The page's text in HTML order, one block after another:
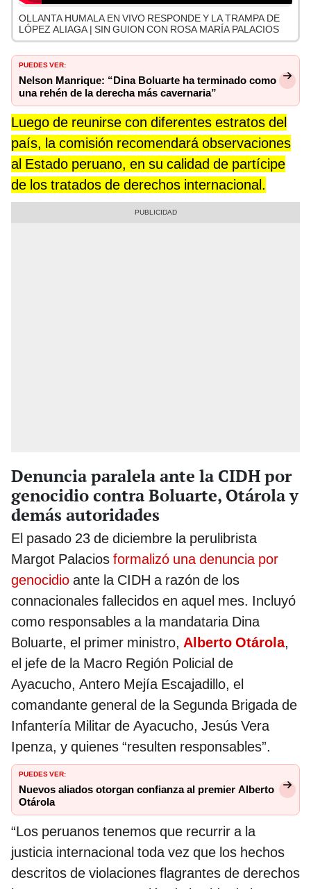
OLLANTA HUMALA EN VIVO RESPONDE Y LA TRAMPA DE
LÓPEZ ALIAGA | SIN GUION CON ROSA MARÍA PALACIOS
PUEDES VER:
Nelson Manrique: “Dina Boluarte ha terminado como
una rehén de la derecha más cavernaria”
Luego de reunirse con diferentes estratos del
país, la comisión recomendará observaciones
al Estado peruano, en su calidad de partícipe
de los tratados de derechos internacional.
Denuncia paralela ante la CIDH por
genocidio contra Boluarte, Otárola y
demás autoridades
El pasado 23 de diciembre la perulibrista
Margot Palacios formalizó una denuncia por
genocidio ante la CIDH a razón de los
connacionales fallecidos en aquel mes. Incluyó
como responsables a la mandataria Dina
Boluarte, el primer ministro, Alberto Otárola,
el jefe de la Macro Región Policial de
Ayacucho, Antero Mejía Escajadillo, el
comandante general de la Segunda Brigada de
Infantería Militar de Ayacucho, Jesús Vera
Ipenza, y quienes “resulten responsables”.
PUEDES VER:
Nuevos aliados otorgan confianza al premier Alberto
Otárola
“Los peruanos tenemos que recurrir a la
justicia internacional toda vez que los hechos
descritos de violaciones flagrantes de derechos